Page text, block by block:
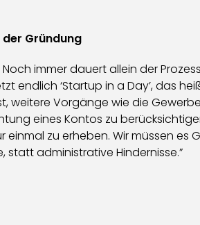
Gründung
immer dauert allein der
endlich ‘Startup in a Day’, das
weitere Vorgänge wie die
eines Kontos zu
zu erheben. Wir müssen
administrative Hindernisse.”